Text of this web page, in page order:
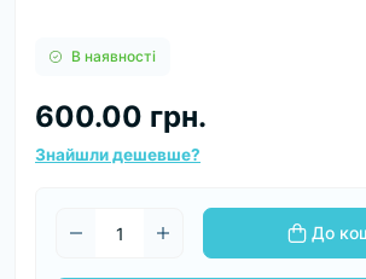
В наявності
600.00 грн.
Знайшли дешевше?
До